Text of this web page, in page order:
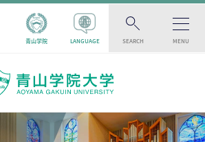
青山学院 LANGUAGE SEARCH MENU